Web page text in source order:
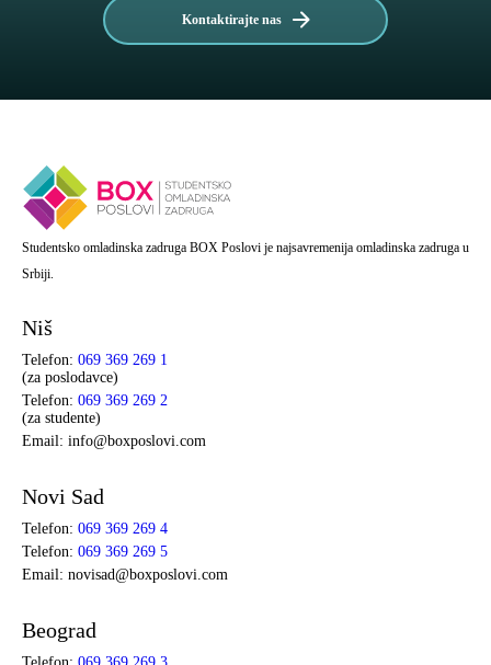
Kontaktirajte nas
Studentsko omladinska zadruga BOX Poslovi je najsavremenija omladinska zadruga u
Srbiji.
Niš
Telefon: 069 369 269 1
(za poslodavce)
Telefon: 069 369 269 2
(za studente)
Email: info@boxposlovi.com
Novi Sad
Telefon: 069 369 269 4
Telefon: 069 369 269 5
Email: novisad@boxposlovi.com
Beograd